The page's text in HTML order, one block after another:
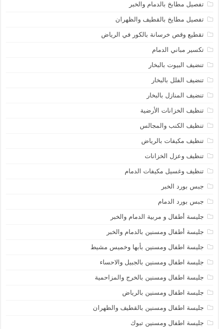
تفصيل مطابخ بالدمام والخبر
تفصيل مطايخ بالقطيف والظهران
تقطيع وقص خرسانة بالكور في الرياض
تكسير مباني الدمام
تنضيف البيوت بالبخار
تنضيف الفلل بالبخار
تنضيف المنازل بالبخار
تنظيف الخزانات الأرضية
تنظيف الكنب والمجالس
تنظيف مكيفات بالرياض
تنظيف وعزل الخزانات
تنظيف وغسيل مكيفات الدمام
جبس بورد الخبر
جبس بورد الدمام
جليسة أطفال و مربية الدمام والخبر
جليسة أطفال ومسنين بالدمام والخبر
جليسة اطفال ومسنين بأبها وخميس مشيط
جليسة اطفال ومسنين بالجبيل والاحساء
جليسة اطفال ومسنين بالخرج والمزاحمية
جليسة اطفال ومسنين بالرياض
جليسة اطفال ومسنين بالقطيف والظهران
جليسة اطفال ومسنين تبوك